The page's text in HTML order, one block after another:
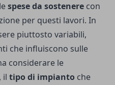
spese da sostenere con
per questi lavori. In
piuttosto variabili,
che influiscono sulle
considerare le
il tipo di impianto che